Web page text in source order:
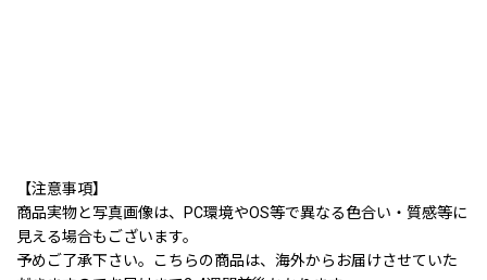
【注意事項】
商品実物と写真画像は、PC環境やOS等で異なる色合い・質感等に
見える場合もございます。
予めご了承下さい。こちらの商品は、海外からお届けさせていた